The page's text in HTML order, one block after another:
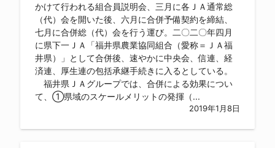
かけて行われる組合員説明会、三月に各ＪＡ通常総
（代）会を開いた後、六月に合併予備契約を締結、
七月に合併総（代）会を行う運び。二〇二〇年四月
に県下一ＪＡ「福井県農業協同組合（愛称＝ＪＡ福
井県）」として合併後、速やかに中央会、信連、経
済連、厚生連の包括承継手続きに入るとしている。
福井県ＪＡグループでは、合併による効果につい
て、①県域のスケールメリットの発揮（...
2019年1月8日